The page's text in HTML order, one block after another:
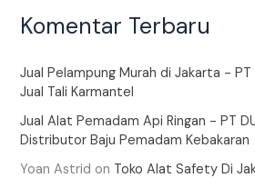
Komentar Terbaru
Jual Pelampung Murah di Jakarta - PT
Jual Tali Karmantel
Jual Alat Pemadam Api Ringan - PT
Distributor Baju Pemadam Kebakaran
Yoan Astrid on Toko Alat Safety Di